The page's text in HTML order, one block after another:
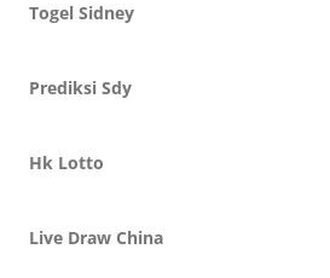
Togel Sidney
Prediksi Sdy
Hk Lotto
Live Draw China